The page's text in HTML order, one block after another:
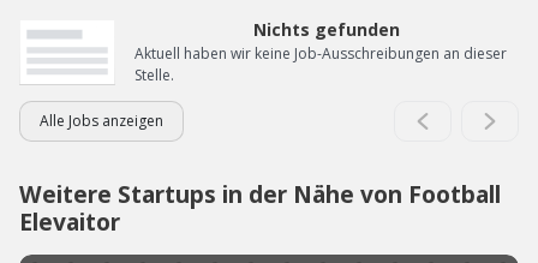
Nichts gefunden
Aktuell haben wir keine Job-Ausschreibungen an dieser
Stelle.
Alle Jobs anzeigen
Weitere Startups in der Nähe von Football
Elevaitor